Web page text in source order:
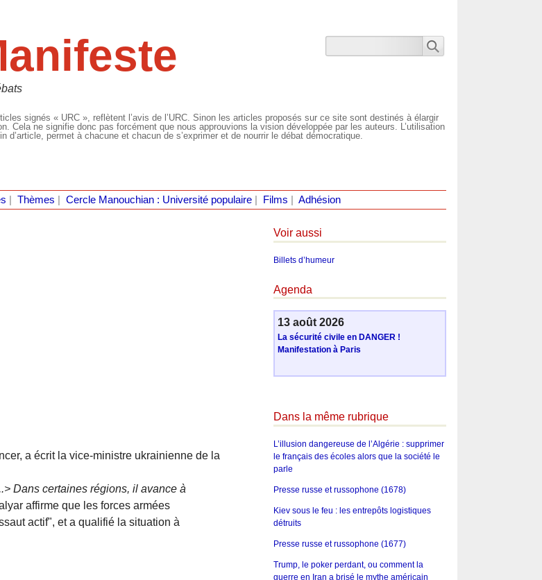
signés « URC », reflètent l’avis de l’URC. Sinon les articles proposés sur ce site sont destinés à élargir
Cela ne signifie donc pas forcément que nous approuvions la vision développée par les auteurs. L’utilisation
d’article, permet à chacune et chacun de s’exprimer et de nourrir le débat démocratique.
Thèmes Cercle Manouchian : Université populaire| Films Adhésion
a écrit la vice-ministre ukrainienne de la
Dans certaines régions, il avance à
affirme que les forces armées
actif", et a qualifié la situation à
Voir aussi
Billets d’humeur
Agenda
13 août 2026
La sécurité civile en DANGER !
Manifestation à Paris
Dans la même rubrique
L’illusion dangereuse de l’Algérie : supprimer
le français des écoles alors que la société le
parle
Presse russe et russophone (1678)
Kiev sous le feu : les entrepôts logistiques
détruits
Presse russe et russophone (1677)
Trump, le poker perdant, ou comment la
guerre en Iran a brisé le mythe américain